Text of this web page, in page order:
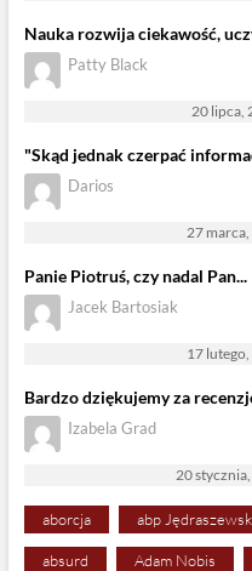
Nauka rozwija ciekawość,
Patty Black
20 lipca,
"Skąd jednak czerpać
Darios
27
Panie Piotruś, czy nadal Pan...
Jacek Bartosiak
17 lutego,
Bardzo dziękujemy za
Izabela Grad
20
aborcja abp
absurd Adam Nobis